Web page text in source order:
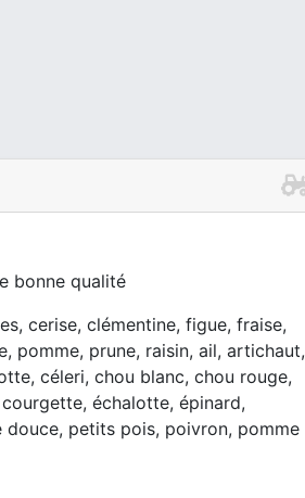
bonne qualité
cerise, clémentine, figue, fraise,
pomme, prune, raisin, ail, artichaut,
céleri, chou blanc, chou rouge,
échalotte, épinard,
petits pois, poivron, pomme